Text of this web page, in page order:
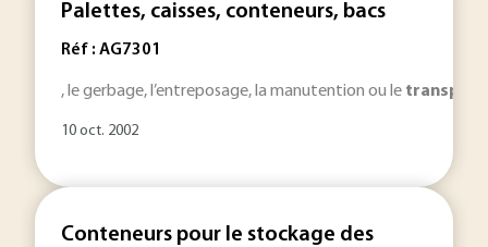
Palettes, caisses, conteneurs, bacs
Réf : AG7301
, le gerbage, l’entreposage, la manutention ou le transport
10 oct. 2002
Conteneurs pour le stockage des